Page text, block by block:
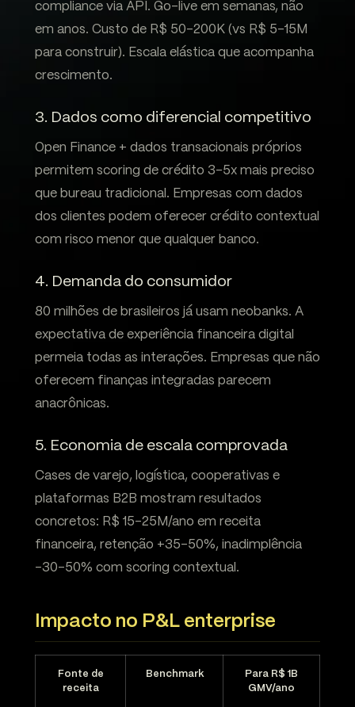
compliance via API. Go-live em semanas, não
em anos. Custo de R$ 50-200K (vs R$ 5-15M
para construir). Escala elástica que acompanha
crescimento.
3. Dados como diferencial competitivo
Open Finance + dados transacionais próprios
permitem scoring de crédito 3-5x mais preciso
que bureau tradicional. Empresas com dados
dos clientes podem oferecer crédito contextual
com risco menor que qualquer banco.
4. Demanda do consumidor
80 milhões de brasileiros já usam neobanks. A
expectativa de experiência financeira digital
permeia todas as interações. Empresas que não
oferecem finanças integradas parecem
anacrônicas.
5. Economia de escala comprovada
Cases de varejo, logística, cooperativas e
plataformas B2B mostram resultados
concretos: R$ 15-25M/ano em receita
financeira, retenção +35-50%, inadimplência
-30-50% com scoring contextual.
Impacto no P&L enterprise
Fonte de
receita
Benchmark
Para R$ 1B
GMV/ano